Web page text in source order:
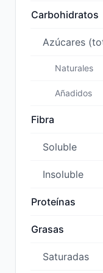
Carbohidratos
Azúcares
Naturales
Añadidos
Fibra
Soluble
Insoluble
Proteínas
Grasas
Saturadas